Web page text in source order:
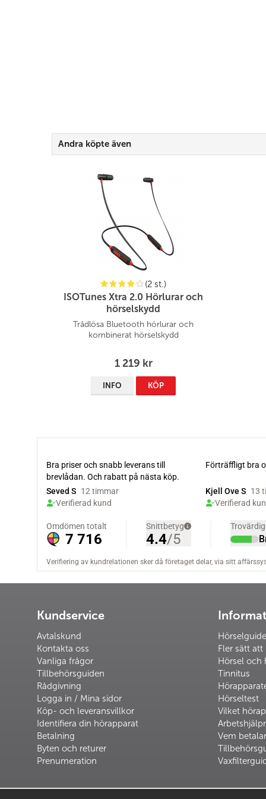
Andra köpte även
(2 st.)
ISOTunes Xtra 2.0 Hörlurar och
hörselskydd
Trådlösa Bluetooth hörlurar och
kombinerat hörselskydd
1 219 kr
INFO KÖP
Kundservice
Avtalskund
Kontakta oss
Vanliga frågor
Tillbehörsguiden
Rådgivning
Logga in / Mina sidor
Köp- och leveransvillkor
Identifiera din hörapparat
Betalning
Byten och returer
Prenumeration
Fler sätt att
Hörsel och
Tinnitus
Hörseltest
Vilket
Vem